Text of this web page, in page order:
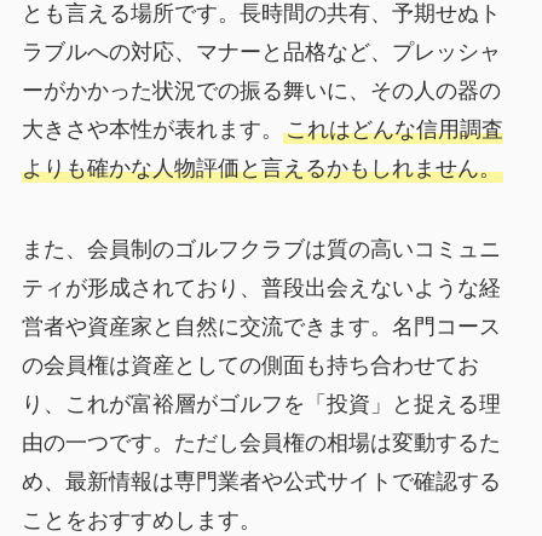
とも言える場所です。長時間の共有、予期せぬト
ラブルへの対応、マナーと品格など、プレッシャ
ーがかかった状況での振る舞いに、その人の器の
大きさや本性が表れます。 これはどんな信用調査
よりも確かな人物評価と言えるかもしれません。
また、会員制のゴルフクラブは質の高いコミュニ
ティが形成されており、普段出会えないような経
営者や資産家と自然に交流できます。名門コース
の会員権は資産としての側面も持ち合わせてお
り、これが富裕層がゴルフを「投資」と捉える理
由の一つです。ただし会員権の相場は変動するた
め、最新情報は専門業者や公式サイトで確認する
ことをおすすめします。